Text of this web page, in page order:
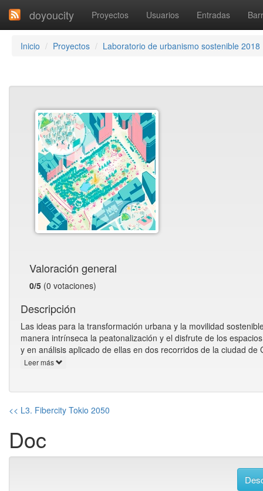
doyoucity Proyectos Usuarios Entradas
Inicio Proyectos Laboratorio de urbanismo sostenible 2018
Valoración general
0/5 (0 votaciones)
Descripción
Las ideas para la transformación urbana y la movilidad
manera intrínseca la peatonalización y el disfrute de los
y en análisis aplicado de ellas en dos recorridos de la ciudad de
Leer más
<< L3. Fibercity Tokio 2050
Doc